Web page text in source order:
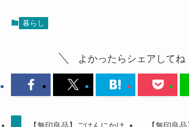
暮らし
よかったらシェアしてね